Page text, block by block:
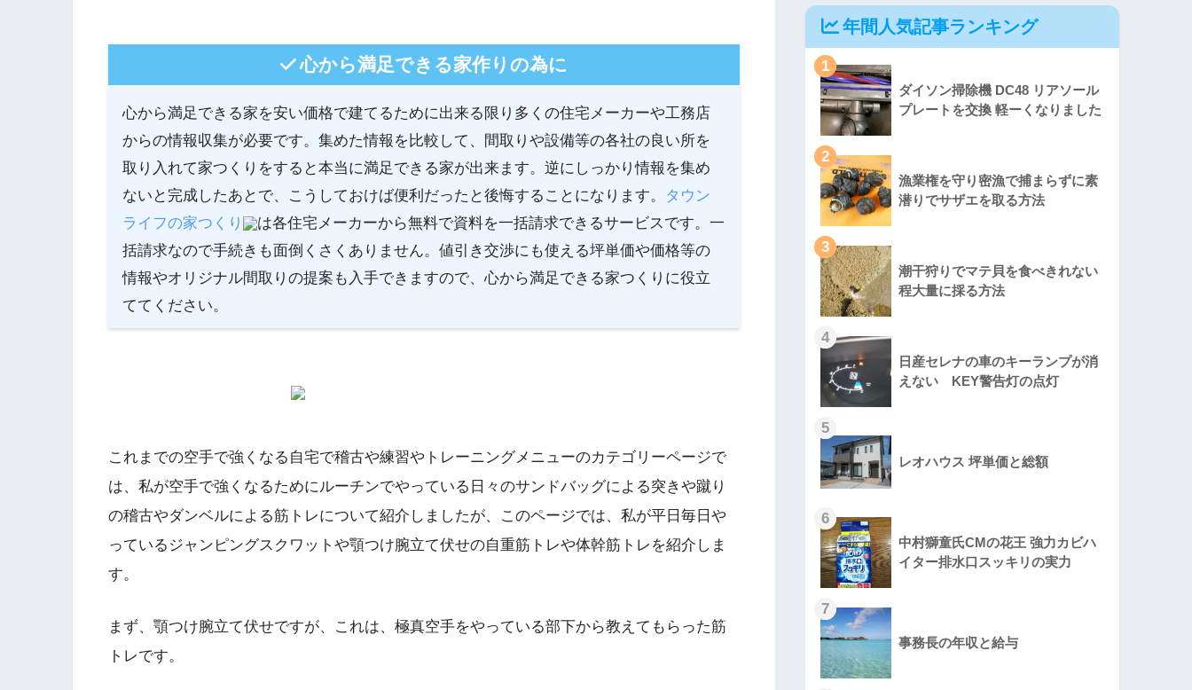
心から満足できる家作りの為に
心から満足できる家を安い価格で建てるために出来る限り多くの住宅メーカーや工務店
からの情報収集が必要です。集めた情報を比較して、間取りや設備等の各社の良い所を
取り入れて家つくりをすると本当に満足できる家が出来ます。逆にしっかり情報を集め
ないと完成したあとで、こうしておけば便利だったと後悔することになります。
タウン
ライフの家つくり
は各住宅メーカーから無料で資料を一括請求できるサービスです。一
括請求なので手続きも面倒くさくありません。値引き交渉にも使える坪単価や価格等の
情報やオリジナル間取りの提案も入手できますので、心から満足できる家つくりに役立
ててください。
これまでの空手で強くなる自宅で稽古や練習やトレーニングメニューのカテゴリーページで
は、私が空手で強くなるためにルーチンでやっている日々のサンドバッグによる突きや蹴り
の稽古やダンベルによる筋トレについて紹介しましたが、このページでは、私が平日毎日や
っているジャンピングスクワットや顎つけ腕立て伏せの自重筋トレや体幹筋トレを紹介しま
す。
まず、顎つけ腕立て伏せですが、これは、極真空手をやっている部下から教えてもらった筋
トレです。
年間人気記事ランキング
1
ダイソン掃除機 DC48 リアソール
プレートを交換 軽ーくなりました
2
漁業権を守り密漁で捕まらずに素
潜りでサザエを取る方法
3
潮干狩りでマテ貝を食べきれない
程大量に採る方法
4
日産セレナの車のキーランプが消
えない KEY警告灯の点灯
5
レオハウス 坪単価と総額
6
中村獅童氏CMの花王 強力カビハ
イター排水口スッキリの実力
7
事務長の年収と給与